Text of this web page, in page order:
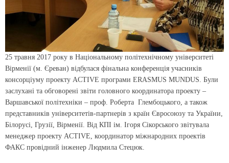
25 травня 2017 року в Національному політехнічному університеті
Вірменії (м. Єреван) відбулася фінальна конференція учасників
консорціуму проекту ACTIVE програми ERASMUS MUNDUS. Були
заслухані та обговорені звіти головного координатора проекту –
Варшавської політехніки – проф. Роберта Глембоцького, а також
представників університетів-партнерів з країн Євросоюзу та України,
Білорусі, Грузії, Вірменії. Від КПІ ім. Ігоря Сікорського звітувала
менеджер проекту ACTIVE, координатор міжнародних проектів
ФАКС провідний інженер Людмила Стецюк.